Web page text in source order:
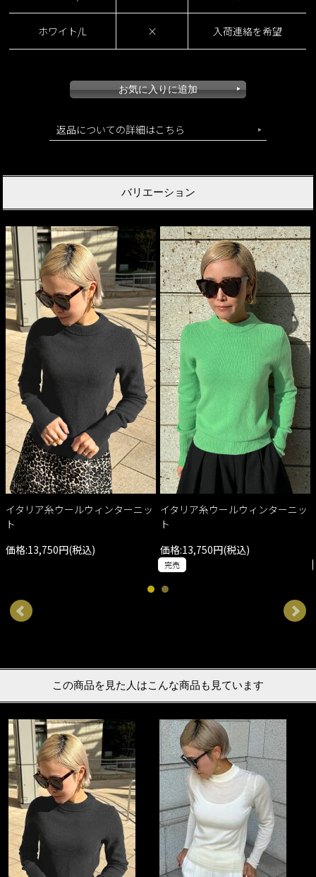
ホワイト/L × 入荷連絡を希望
返品についての詳細はこちら
バリエーション
イタリア糸ウールウィンターニッ
ト
価格:13,750円(税込)
イタリア糸ウールウィンターニッ
ト
価格:13,750円(税込)
完売
この商品を見た人はこんな商品も見ています